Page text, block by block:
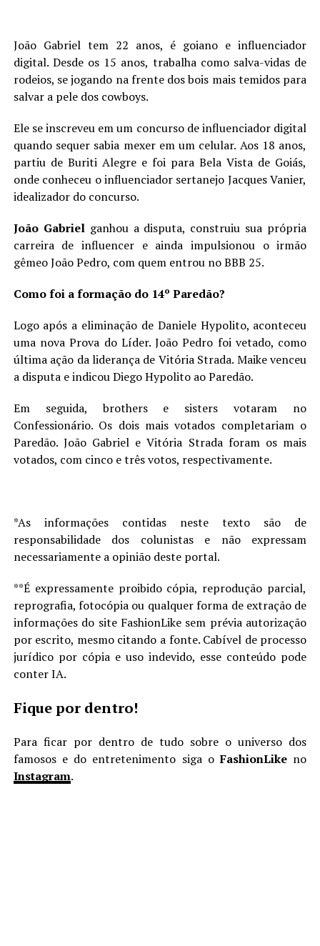
João Gabriel tem 22 anos, é goiano e influenciador
digital. Desde os 15 anos, trabalha como salva-vidas de
rodeios, se jogando na frente dos bois mais temidos para
salvar a pele dos cowboys.
Ele se inscreveu em um concurso de influenciador digital
quando sequer sabia mexer em um celular. Aos 18 anos,
partiu de Buriti Alegre e foi para Bela Vista de Goiás,
onde conheceu o influenciador sertanejo Jacques Vanier,
idealizador do concurso.
João Gabrielganhou a disputa, construiu sua própria
carreira de influencer e ainda impulsionou o irmão
gêmeo João Pedro, com quem entrou no BBB 25.
Como foi a formação do 14º Paredão?
Logo após a eliminação de Daniele Hypolito, aconteceu
uma nova Prova do Líder. João Pedro foi vetado, como
última ação da liderança de Vitória Strada. Maike venceu
a disputa e indicou Diego Hypolito ao Paredão.
Em seguida, brothers e sisters votaram no
Confessionário. Os dois mais votados completariam o
Paredão. João Gabriel e Vitória Strada foram os mais
votados, com cinco e três votos, respectivamente.
*As informações contidas neste texto são de
responsabilidade dos colunistas e não expressam
necessariamente a opinião deste portal.
**É expressamente proibido cópia, reprodução parcial,
reprografia, fotocópia ou qualquer forma de extração de
informações do site FashionLike sem prévia autorização
por escrito, mesmo citando a fonte. Cabível de processo
jurídico por cópia e uso indevido, esse conteúdo pode
conter IA.
Fique por dentro!
Para ficar por dentro de tudo sobre o universo dos
famosos e do entretenimento siga oFashionLike no
Instagram.